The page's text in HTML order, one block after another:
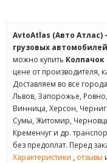
AvtoAtlas (Авто Атлас)
грузовых
можно купить Колпачок
цене от производителя,
Доставляем во все
Львов, Запорожье,
Винница, Херсон,
Сумы, Житомир,
Кременчуг и др.
без предоплат. Перед
Характеристики , отзывы